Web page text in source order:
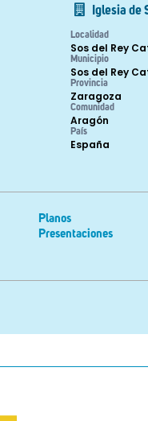
Iglesia de
Localidad
Sos del Rey
Municipio
Sos del Rey
Provincia
Zaragoza
Comunidad
Aragón
País
España
Planos
Presentaciones